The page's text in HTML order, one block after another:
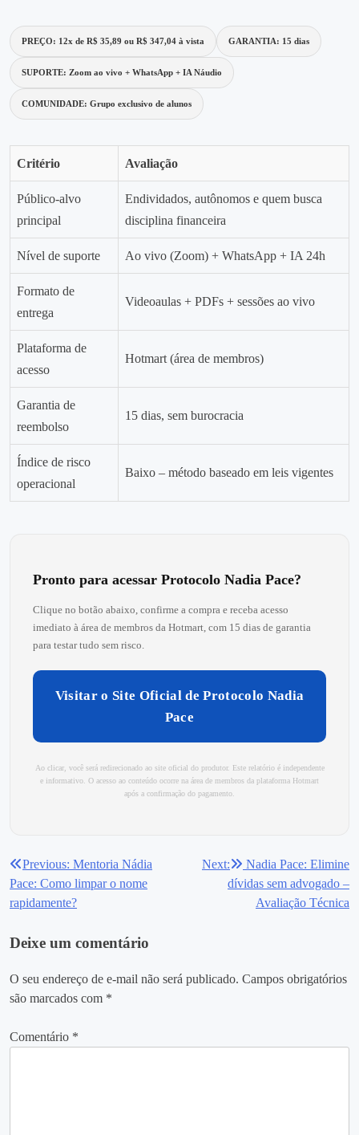
PREÇO: 12x de R$ 35,89 ou R$ 347,04 à vista GARANTIA: 15 dias
SUPORTE: Zoom ao vivo + WhatsApp + IA Náudio
COMUNIDADE: Grupo exclusivo de alunos
Critério Avaliação
Público‑alvo
principal
Endividados, autônomos e quem busca
disciplina financeira
Nível de suporte Ao vivo (Zoom) + WhatsApp + IA 24h
Formato de
entrega
Videoaulas + PDFs + sessões ao vivo
Plataforma de
acesso
Hotmart (área de membros)
Garantia de
reembolso
15 dias, sem burocracia
Índice de risco
operacional
Baixo – método baseado em leis vigentes
Pronto para acessar Protocolo Nadia Pace?
Clique no botão abaixo, confirme a compra e receba acesso
imediato à área de membros da Hotmart, com 15 dias de garantia
para testar tudo sem risco.
Visitar o Site Oficial de Protocolo Nadia
Pace
Ao clicar, você será redirecionado ao site oficial do produtor. Este relatório é independente
e informativo. O acesso ao conteúdo ocorre na área de membros da plataforma Hotmart
após a confirmação do pagamento.
Navegação
de
Previous: Mentoria Nádia
Pace: Como limpar o nome
rapidamente?
Next:
Nadia Pace: Elimine
dívidas sem advogado –
Avaliação Técnica
Deixe um comentário
O seu endereço de e-mail não será publicado. Campos obrigatórios
são marcados com *
Comentário *